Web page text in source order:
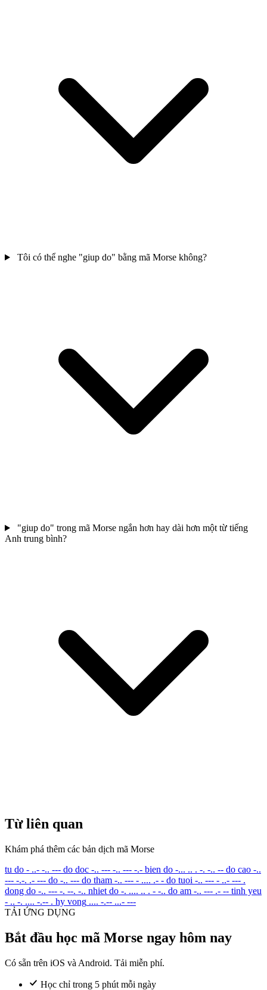
Tôi có thể nghe "giup do" bằng mã Morse không?
"giup do" trong mã Morse ngắn hơn hay dài hơn một từ tiếng
Anh trung bình?
Từ liên quan
Khám phá thêm các bản dịch mã Morse
tu do - ..- -.. --- do doc -.. --- -.. --- -.- bien do -... .. . -. -.. -- do cao -..
--- -.-. .- --- do -.. --- do tham -.. --- - .... .- - do tuoi -.. --- - ..- --- .
dong do -.. --- -. --. -.. nhiet do -. .... .. . - -.. do am -.. --- .- -- tinh yeu
- .. -. .... -.-- . hy vong .... -.-- ...- ---
TẢI ỨNG DỤNG
Bắt đầu học mã Morse ngay hôm nay
Có sẵn trên iOS và Android. Tải miễn phí.
Học chỉ trong 5 phút mỗi ngày